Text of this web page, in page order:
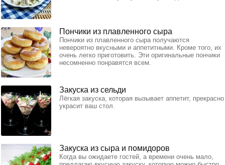
Пончики из плавленного сыра
Пончики из плавленного сыра получаются
невероятно вкусными и аппетитными. Кроме того, их
очень легко приготовить. Эти оригинальные пончики
несомненно понравятся всем.
Закуска из сельди
Лёгкая закуска, которая вызывает аппетит, прекрасно
украсит ваш стол.
Закуска из сыра и помидоров
Когда вы ожидаете гостей, а времени очень мало,